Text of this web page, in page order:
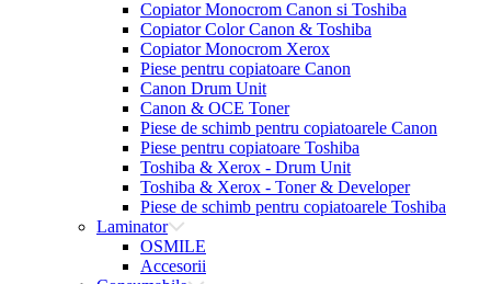
Copiator Monocrom Canon si Toshiba
Copiator Color Canon & Toshiba
Copiator Monocrom Xerox
Piese pentru copiatoare Canon
Canon Drum Unit
Canon & OCE Toner
Piese de schimb pentru copiatoarele Canon
Piese pentru copiatoare Toshiba
Toshiba & Xerox - Drum Unit
Toshiba & Xerox - Toner & Developer
Piese de schimb pentru copiatoarele Toshiba
Laminator
OSMILE
Accesorii